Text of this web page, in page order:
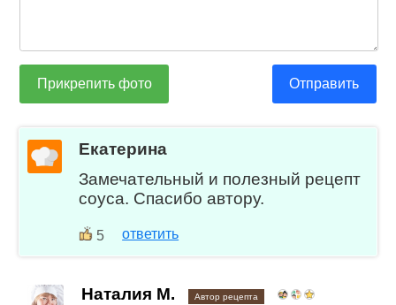
Прикрепить фото Отправить
Екатерина
Замечательный и полезный рецепт
соуса. Спасибо автору.
5 ответить
Наталия М. Автор рецепта